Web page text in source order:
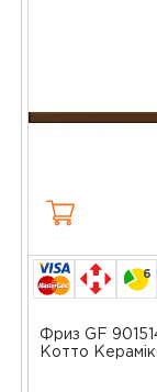
6
Фриз GF
Котто